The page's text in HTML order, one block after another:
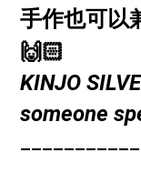
手作也可以
🙌🏻
KINJO
someone